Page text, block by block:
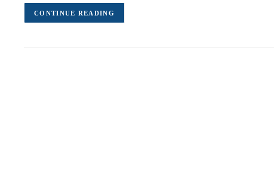
CONTINUE READING